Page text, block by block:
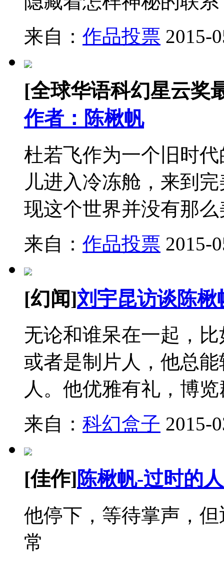
来自： 作品投票 2015-
[全球华语科幻星云奖
作者：陈楸帆
杜若飞作为一个旧时
儿进入冷冻舱，来到
现这个世界并没有那
来自： 作品投票 2015-
[幻闻]刘宇昆访谈陈楸
无论和谁呆在一起，
或者是制片人，他总
人。他优雅有礼，博
来自： 科幻盒子 2015-
[佳作]陈楸帆-过时的
他停下，等待掌声，
常